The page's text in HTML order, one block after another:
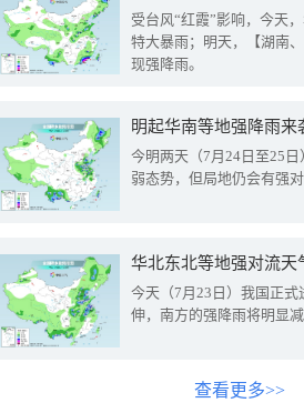
受台风“红霞”影响，今天
特大暴雨；明天，【湖南
现强降雨。
明起华南等地强降雨
今明两天（7月24日至25
弱态势，但局地仍会有强
华北东北等地强对流天
今天（7月23日）我国正
伸，南方的强降雨将明显
查看更多>>